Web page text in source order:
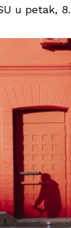
u petak,